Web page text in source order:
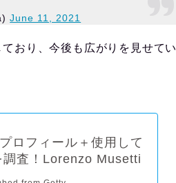
June 11, 2021
おり、今後も広がりを見せてい
ロフィール＋使用して
調査！Lorenzo Musetti